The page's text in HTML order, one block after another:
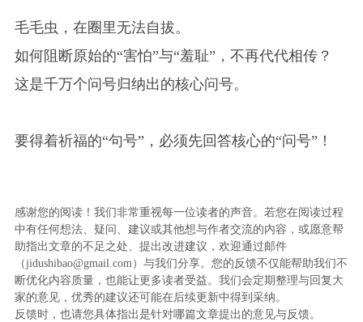
毛毛虫，在圈里无法自拔。
如何阻断原始的“害怕”与“羞耻”，不再代代相传？
这是千万个问号归纳出的核心问号。
要得着祈福的“句号”，必须先回答核心的“问号”！
感谢您的阅读！我们非常重视每一位读者的声音。若您在阅读过程
中有任何想法、疑问、建议或其他想与作者交流的内容，或愿意帮
助指出文章的不足之处、提出改进建议，欢迎通过邮件
（jidushibao@gmail.com）与我们分享。您的反馈不仅能帮助我们不
断优化内容质量，也能让更多读者受益。我们会定期整理与回复大
家的意见，优秀的建议还可能在后续更新中得到采纳。
反馈时，也请您具体指出是针对哪篇文章提出的意见与反馈。